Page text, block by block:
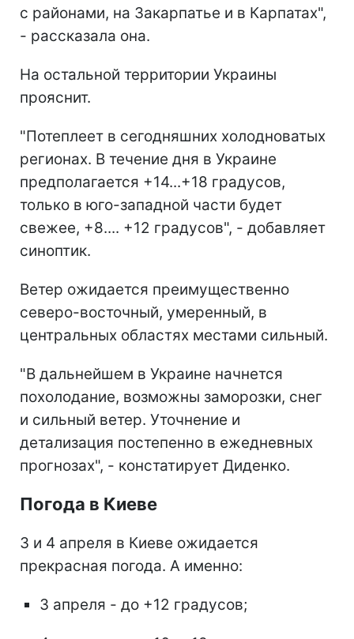
с районами, на Закарпатье и в Карпатах",
- рассказала она.
На остальной территории Украины
прояснит.
"Потеплеет в сегодняшних холодноватых
регионах. В течение дня в Украине
предполагается +14...+18 градусов,
только в юго-западной части будет
свежее, +8.... +12 градусов", - добавляет
синоптик.
Ветер ожидается преимущественно
северо-восточный, умеренный, в
центральных областях местами сильный.
"В дальнейшем в Украине начнется
похолодание, возможны заморозки, снег
и сильный ветер. Уточнение и
детализация постепенно в ежедневных
прогнозах", - констатирует Диденко.
Погода в Киеве
3 и 4 апреля в Киеве ожидается
прекрасная погода. А именно:
3 апреля - до +12 градусов;